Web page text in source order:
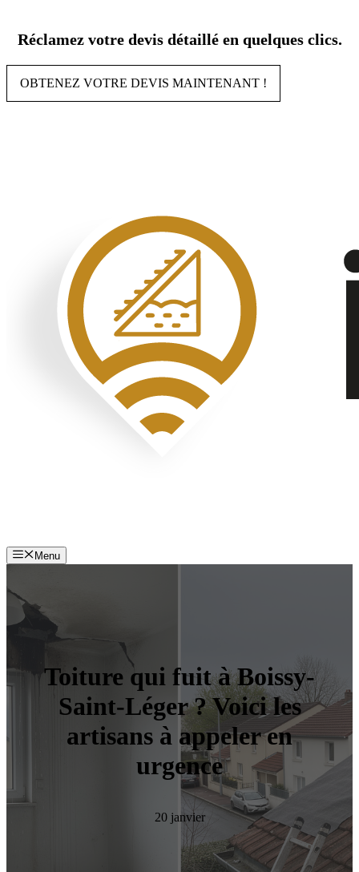
contenu
Réclamez votre devis détaillé en quelques clics.
OBTENEZ VOTRE DEVIS MAINTENANT !
Menu
Toiture qui fuit à Boissy-
Saint-Léger ? Voici les
artisans à appeler en
urgence
20 janvier